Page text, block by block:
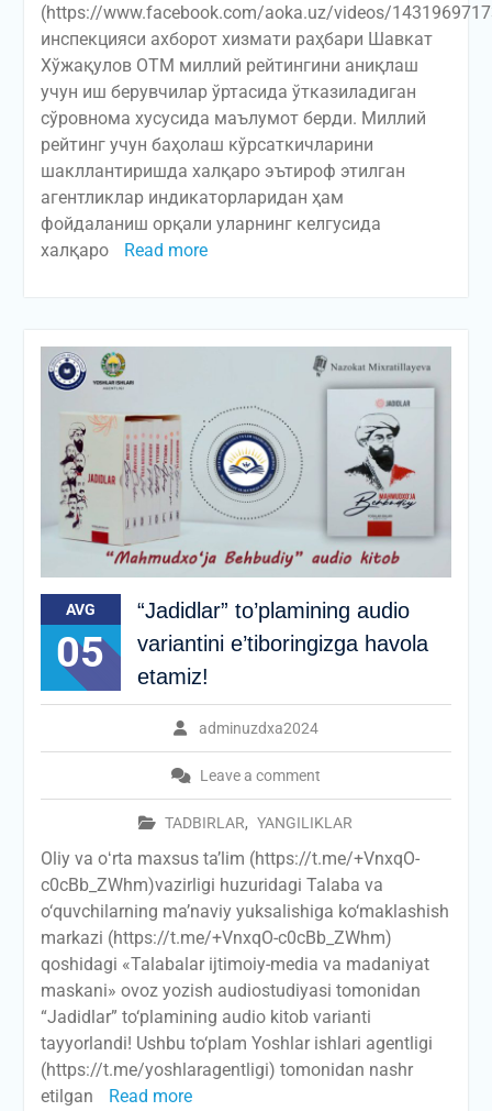
(https://www.facebook.com/aoka.uz/videos/
инспекцияси ахборот хизмати раҳбари Шавкат
Хўжақулов ОТМ миллий рейтингини аниқлаш
учун иш берувчилар ўртасида ўтказиладиган
сўровнома хусусида маълумот берди. Миллий
рейтинг учун баҳолаш кўрсаткичларини
шакллантиришда халқаро эътироф этилган
агентликлар индикаторларидан ҳам
фойдаланиш орқали уларнинг келгусида
халқаро
Read more
AVG
05
“Jadidlar” to’plamining audio
variantini e’tiboringizga havola
etamiz!
adminuzdxa2024
Leave a comment
TADBIRLAR, YANGILIKLAR
Oliy va oʻrta maxsus taʼlim (https://t.me/+VnxqO-
c0cBb_ZWhm)vazirligi huzuridagi Talaba va
o‘quvchilarning ma’naviy yuksalishiga ko‘maklashish
markazi (https://t.me/+VnxqO-c0cBb_ZWhm)
qoshidagi «Talabalar ijtimoiy-media va madaniyat
maskani» ovoz yozish audiostudiyasi tomonidan
“Jadidlar” to‘plamining audio kitob varianti
tayyorlandi! Ushbu to‘plam Yoshlar ishlari agentligi
(https://t.me/yoshlaragentligi) tomonidan nashr
etilgan
Read more